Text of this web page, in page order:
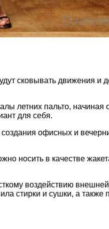
сковывать движения и
летних пальто, начиная
для себя.
офисных и
носить в качестве
воздействию
стирки и сушки, а также